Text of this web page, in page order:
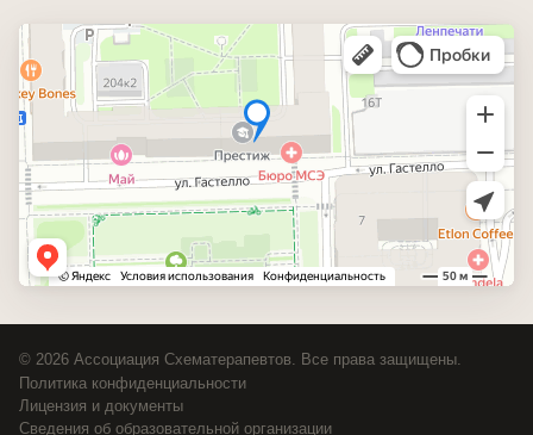
© 2026 Ассоциация Схематерапевтов. Все права защищены.
Политика конфиденциальности
Лицензия и документы
Сведения об образовательной организации